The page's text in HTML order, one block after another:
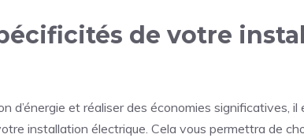
de votre
d’énergie et réaliser des économies significatives,
installation électrique. Cela vous permettra de